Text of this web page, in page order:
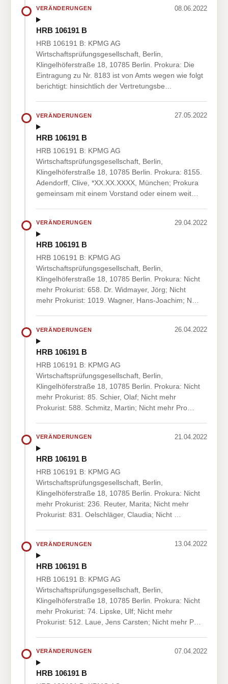
VERÄNDERUNGEN 08.06.2022
HRB 106191 B
HRB 106191 B: KPMG AG
Wirtschaftsprüfungsgesellschaft, Berlin,
Klingelhöferstraße 18, 10785 Berlin. Prokura: Die
Eintragung zu Nr. 8183 ist von Amts wegen wie folgt
berichtigt: hinsichtlich der Vertretungsbe…
VERÄNDERUNGEN 27.05.2022
HRB 106191 B
HRB 106191 B: KPMG AG
Wirtschaftsprüfungsgesellschaft, Berlin,
Klingelhöferstraße 18, 10785 Berlin. Prokura: 8155.
Adendorff, Clive, *XX.XX.XXXX, München; Prokura
gemeinsam mit einem Vorstand oder einem weit…
VERÄNDERUNGEN 29.04.2022
HRB 106191 B
HRB 106191 B: KPMG AG
Wirtschaftsprüfungsgesellschaft, Berlin,
Klingelhöferstraße 18, 10785 Berlin. Prokura: Nicht
mehr Prokurist: 658. Dr. Widmayer, Jörg; Nicht
mehr Prokurist: 1019. Wagner, Hans-Joachim; N…
VERÄNDERUNGEN 26.04.2022
HRB 106191 B
HRB 106191 B: KPMG AG
Wirtschaftsprüfungsgesellschaft, Berlin,
Klingelhöferstraße 18, 10785 Berlin. Prokura: Nicht
mehr Prokurist: 85. Schier, Olaf; Nicht mehr
Prokurist: 588. Schmitz, Martin; Nicht mehr Pro…
VERÄNDERUNGEN 21.04.2022
HRB 106191 B
HRB 106191 B: KPMG AG
Wirtschaftsprüfungsgesellschaft, Berlin,
Klingelhöferstraße 18, 10785 Berlin. Prokura: Nicht
mehr Prokurist: 236. Reuter, Marita; Nicht mehr
Prokurist: 831. Oelschläger, Claudia; Nicht …
VERÄNDERUNGEN 13.04.2022
HRB 106191 B
HRB 106191 B: KPMG AG
Wirtschaftsprüfungsgesellschaft, Berlin,
Klingelhöferstraße 18, 10785 Berlin. Prokura: Nicht
mehr Prokurist: 74. Lipske, Ulf; Nicht mehr
Prokurist: 512. Laue, Jens Carsten; Nicht mehr P…
VERÄNDERUNGEN 07.04.2022
HRB 106191 B